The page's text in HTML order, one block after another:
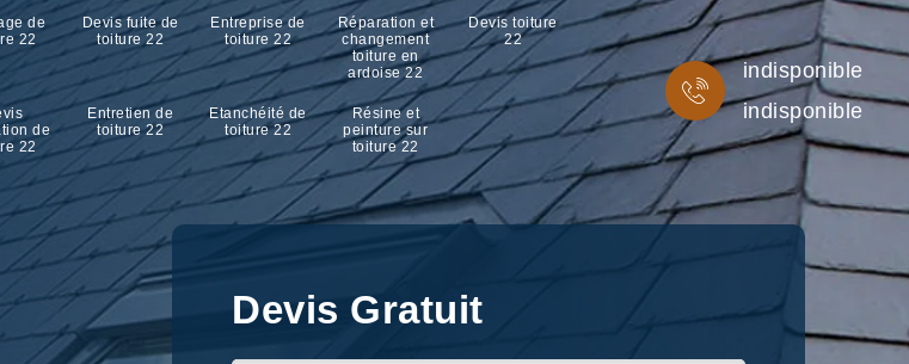
de
22
Devis fuite de
toiture 22
Entreprise de
toiture 22
Réparation et
changement
toiture en
ardoise 22
Devis toiture
22
de
22
Entretien de
toiture 22
Etanchéité de
toiture 22
Résine et
peinture sur
toiture 22
indisponible
indisponible
Devis Gratuit